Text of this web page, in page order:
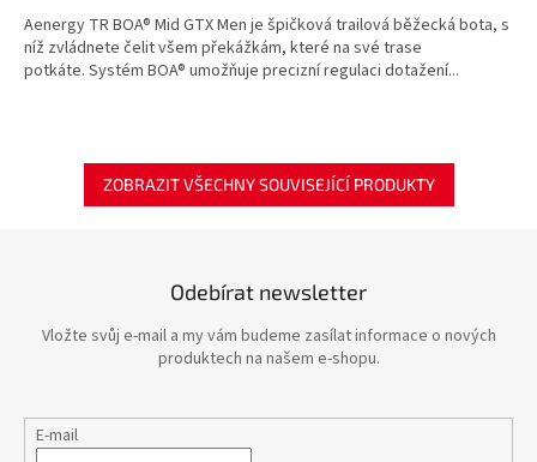
Aenergy TR BOA® Mid GTX Men je špičková trailová běžecká bota, s
níž zvládnete čelit všem překážkám, které na své trase
potkáte. Systém BOA® umožňuje precizní regulaci dotažení...
ZOBRAZIT VŠECHNY SOUVISEJÍCÍ PRODUKTY
Odebírat newsletter
Vložte svůj e-mail a my vám budeme zasílat informace o nových
produktech na našem e-shopu.
E-mail